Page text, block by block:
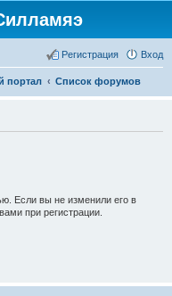
Вход
Регистрация
портал Список форумов
Если вы не изменили его в
при регистрации.